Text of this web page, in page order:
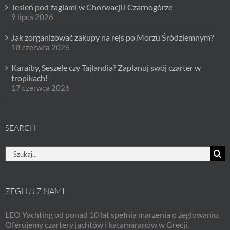
Jesień pod żaglami w Chorwacji i Czarnogórze
9 lipca 2026
Jak zorganizować zakupy na rejs po Morzu Śródziemnym?
18 czerwca 2026
Karaiby, Seszele czy Tajlandia? Zaplanuj swój czarter w
tropikach!
17 czerwca 2026
SEARCH
Szukaj
ŻEGLUJ Z NAMI!
LEO Yachting od ponad 10 lat spełnia marzenia o żeglowaniu.
Oferujemy czartery jachtów i katamaranów w Grecji,